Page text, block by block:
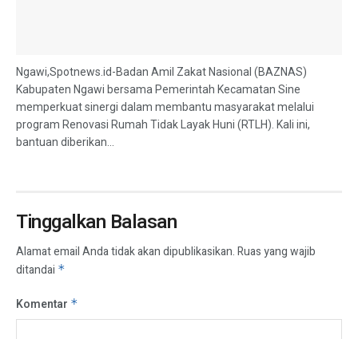
Ngawi,Spotnews.id-Badan Amil Zakat Nasional (BAZNAS)
Kabupaten Ngawi bersama Pemerintah Kecamatan Sine
memperkuat sinergi dalam membantu masyarakat melalui
program Renovasi Rumah Tidak Layak Huni (RTLH). Kali ini,
bantuan diberikan...
Tinggalkan Balasan
Alamat email Anda tidak akan dipublikasikan.Ruas yang wajib
ditandai *
Komentar *